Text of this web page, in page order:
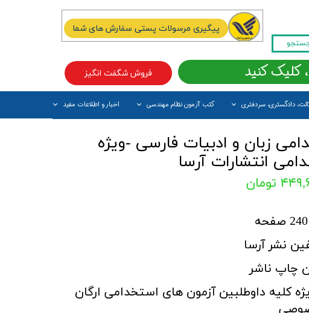
دادگستری، سردفتری کتب آزمون نظام مهندسی اخبار و اطلاعات مفید
فروش شگفت انگیز کلیک کنید
پیگیری مرسولات پستی سفارش های شما
زبان و ادبیات فارسی -ویژه
انتشارات آرسا
تومان
240 صفحه
نشر آرسا
چاپ ناشر
کلیه داوطلبین آزمون های استخدامی ارگان